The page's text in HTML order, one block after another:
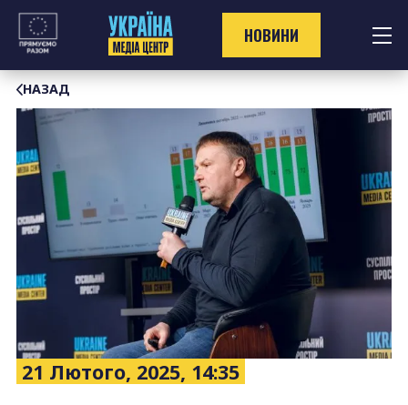
Перейти
контенту
НОВИНИ
НАЗАД
21 Лютого, 2025, 14:35